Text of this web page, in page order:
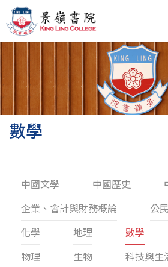
數學
中國文學 中國歷史
企業、會計與財務概論
公
化學
地理 數學
物理
生物 科技與生